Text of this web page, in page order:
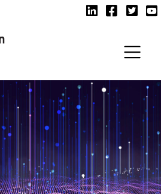
LinkedIn
Facebook